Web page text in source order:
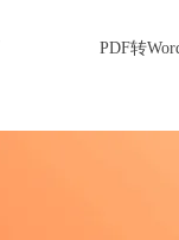
PDF转